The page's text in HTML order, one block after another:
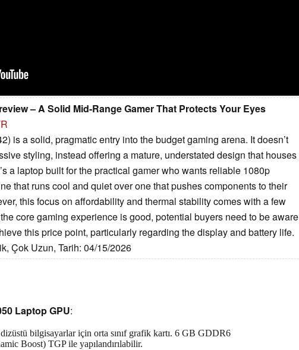
– A Solid Mid-Range Gamer That Protects Your Eyes
is a solid, pragmatic entry into the budget gaming arena. It doesn’t
styling, instead offering a mature, understated design that houses
a laptop built for the practical gamer who wants reliable 1080p
that runs cool and quiet over one that pushes components to their
this focus on affordability and thermal stability comes with a few
core gaming experience is good, potential buyers need to be aware
this price point, particularly regarding the display and battery life.
Çok Uzun, Tarih: 04/15/2026
Laptop GPU:
bilgisayarlar için orta sınıf grafik kartı. 6 GB GDDR6
Boost) TGP ile yapılandırılabilir.